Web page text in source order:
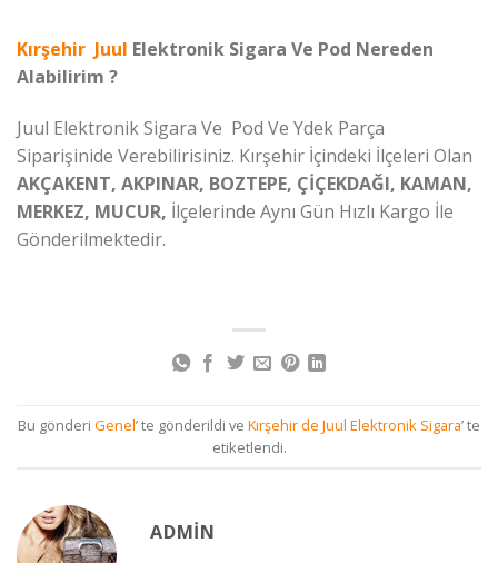
Kırşehir Juul Elektronik Sigara Ve Pod Nereden
Alabilirim ?
Juul Elektronik Sigara Ve Pod Ve Ydek Parça
Siparişinide Verebilirisiniz. Kırşehir İçindeki İlçeleri Olan
AKÇAKENT, AKPINAR, BOZTEPE, ÇİÇEKDAĞI, KAMAN,
MERKEZ, MUCUR, İlçelerinde Aynı Gün Hızlı Kargo İle
Gönderilmektedir.
Bu gönderi Genel’ te gönderildi ve Kırşehir de Juul Elektronik Sigara’ te
etiketlendi.
ADMIN